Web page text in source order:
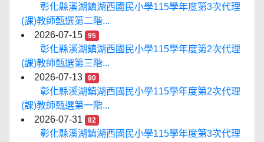
彰化縣溪湖鎮湖西國民小學115學年度第3次代理
(課)教師甄選第二階...
2026-07-15
95
彰化縣溪湖鎮湖西國民小學115學年度第2次代理
(課)教師甄選第三階...
2026-07-13
90
彰化縣溪湖鎮湖西國民小學115學年度第2次代理
(課)教師甄選第一階...
2026-07-31
82
彰化縣溪湖鎮湖西國民小學115學年度第3次代理